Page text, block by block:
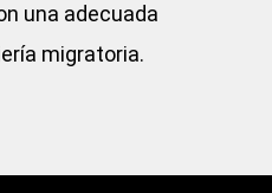
una adecuada
migratoria.